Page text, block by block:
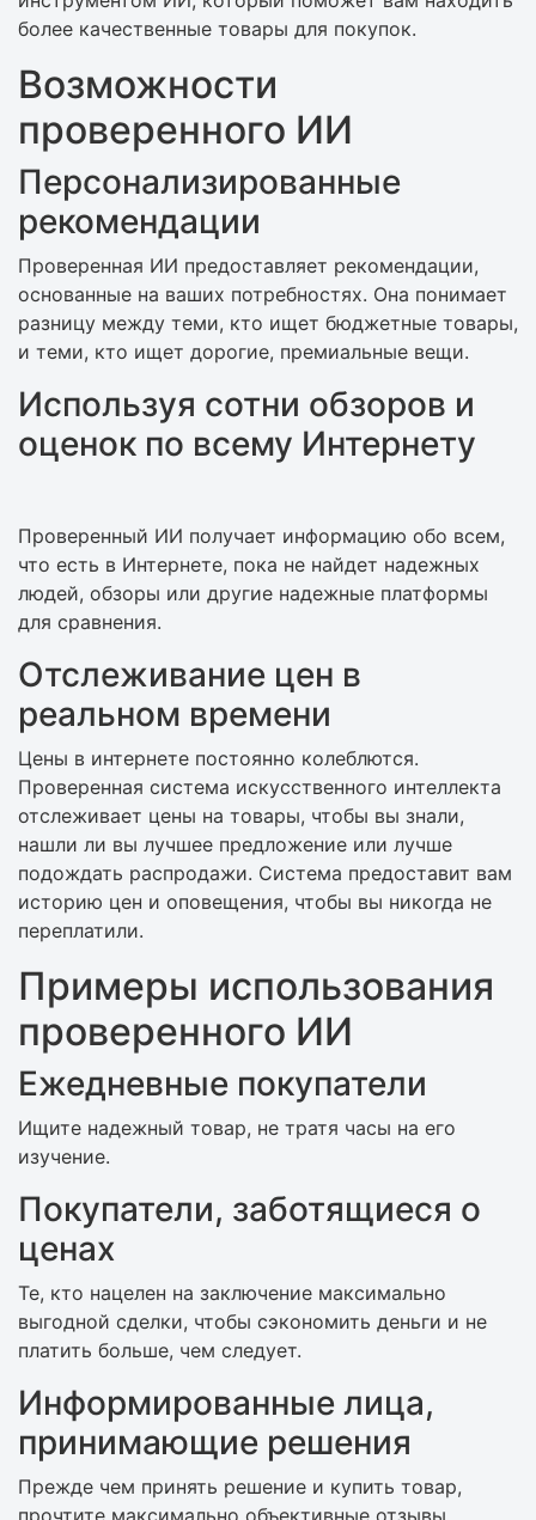
более качественные товары для покупок.
Возможности
проверенного ИИ
Персонализированные
рекомендации
Проверенная ИИ предоставляет рекомендации,
основанные на ваших потребностях. Она понимает
разницу между теми, кто ищет бюджетные товары,
и теми, кто ищет дорогие, премиальные вещи.
Используя сотни обзоров и
оценок по всему Интернету
Проверенный ИИ получает информацию обо всем,
что есть в Интернете, пока не найдет надежных
людей, обзоры или другие надежные платформы
для сравнения.
Отслеживание цен в
реальном времени
Цены в интернете постоянно колеблются.
Проверенная система искусственного интеллекта
отслеживает цены на товары, чтобы вы знали,
нашли ли вы лучшее предложение или лучше
подождать распродажи. Система предоставит вам
историю цен и оповещения, чтобы вы никогда не
переплатили.
Примеры использования
проверенного ИИ
Ежедневные покупатели
Ищите надежный товар, не тратя часы на его
изучение.
Покупатели, заботящиеся о
ценах
Те, кто нацелен на заключение максимально
выгодной сделки, чтобы сэкономить деньги и не
платить больше, чем следует.
Информированные лица,
принимающие решения
Прежде чем принять решение и купить товар,